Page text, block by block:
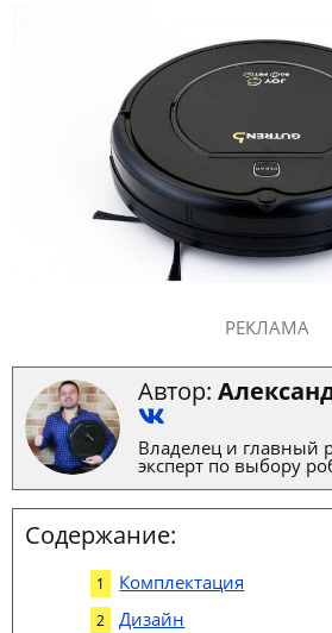
РЕКЛАМА
Автор:
Владелец и главный
эксперт по выбору
Содержание:
Комплектация
Дизайн